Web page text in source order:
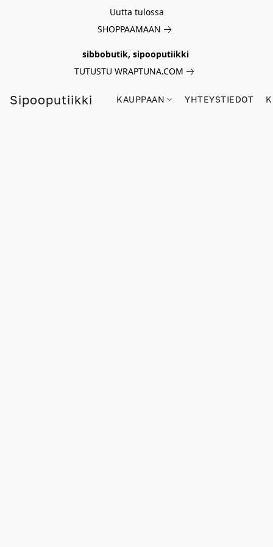
Uutta tulossa
SHOPPAAMAAN
sibbobutik, sipooputiikki
TUTUSTU WRAPTUNA.COM
Sipooputiikki KAUPPAAN YHTEYSTIEDOT